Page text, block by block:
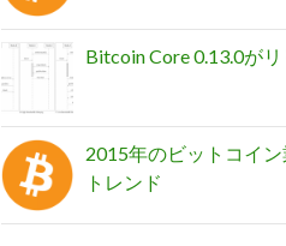
Bitcoin Core 0.13.0が
2015年のビットコイ
トレンド